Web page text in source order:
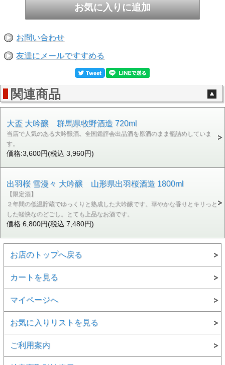
お問い合わせ
友達にメールですすめる
関連商品
大盃 大吟醸 群馬県牧野酒造 720ml
当店で人気のある大吟醸酒。全国鑑評会出品酒を原酒のまま瓶詰めしていま
す。
価格:3,600円(税込 3,960円)
出羽桜 雪漫々 大吟醸 山形県出羽桜酒造 1800ml
【限定酒】
２年間の低温貯蔵でゆっくりと熟成した大吟醸です。華やかな香りとキリっと
した軽快なのどごし。とても上品なお酒です。
価格:6,800円(税込 7,480円)
お店のトップへ戻る
カートを見る
マイページへ
お気に入りリストを見る
ご利用案内